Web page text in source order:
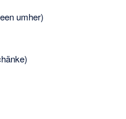
umher)